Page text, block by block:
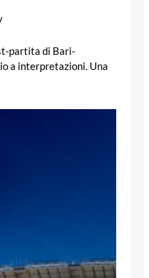
partita di Bari-
a interpretazioni. Una